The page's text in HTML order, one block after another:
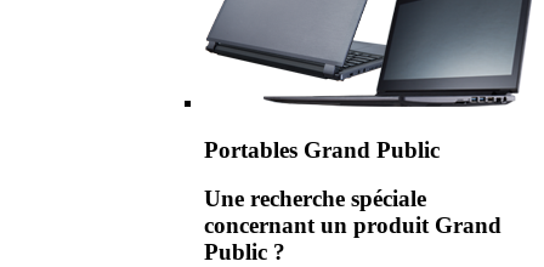
Portables Grand Public
Une recherche spéciale
concernant un produit Grand
Public ?